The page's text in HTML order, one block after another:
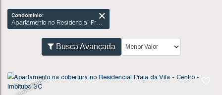
Condomínio:
Busca Avançada